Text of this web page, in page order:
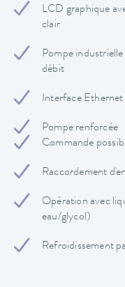
LCD graphique
clair
Pompe
débit
Interface Ethernet
Pompe renforcée
Commande
Raccordement
Opération avec
eau/glycol)
Refroidissement